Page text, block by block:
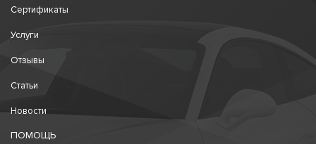
Сертификаты
Услуги
Отзывы
Статьи
Новости
ПОМОЩЬ